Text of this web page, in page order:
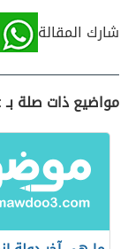
شارك المقالة
مواضيع ذات صلة